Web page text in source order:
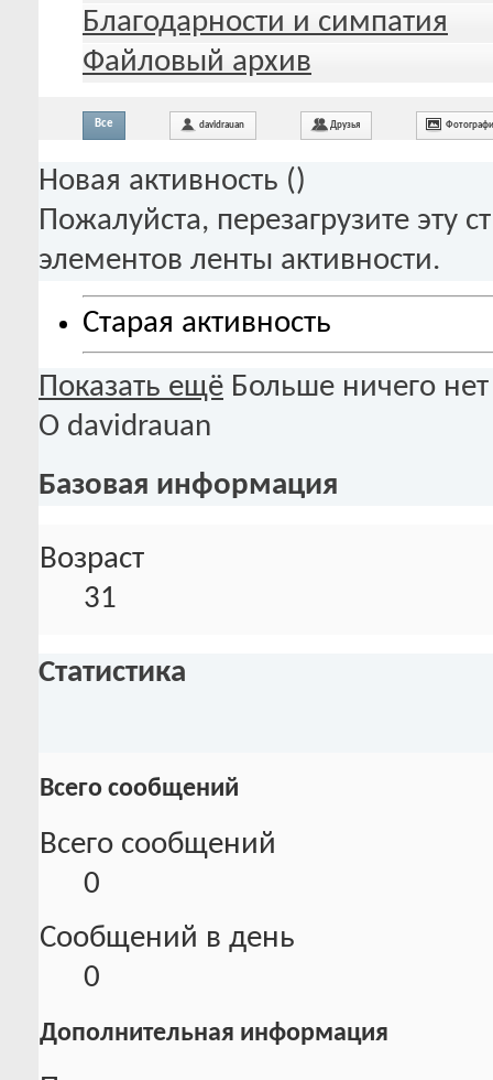
Благодарности и симпатия
Файловый архив
Все davidrauan Друзья
Новая активность ()
Пожалуйста, перезагрузите эту
элементов ленты активности.
Старая активность
Показать ещё Больше ничего нет
О davidrauan
Базовая информация
Возраст
31
Статистика
Всего сообщений
Всего сообщений
0
Сообщений в день
0
Дополнительная информация